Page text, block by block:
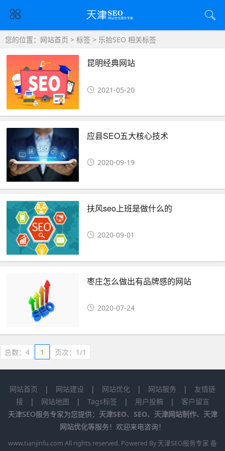
您的位置： 网站首页 > 标签 > 乐拾SEO 相关标签
昆明经典网站
2021-05-20
应县SEO五大核心技术
2020-09-19
扶风seo上班是做什么的
2020-09-01
枣庄怎么做出有品牌感的网站
2020-07-24
总数：4 1 页次：1/1
网站首页 | 网站建设 | 网站优化 | 网站服务 | 友情链
接| 网站地图 | Tags标签 | 用户投稿| 客户留言
天津SEO服务专家为您提供： 天津SEO、 SEO、 天津网站制作、 天津
网站优化等服务！欢迎来电咨询！
www.tianjinfu.com All rights reserved. Powered By 天津SEO服务专家 备